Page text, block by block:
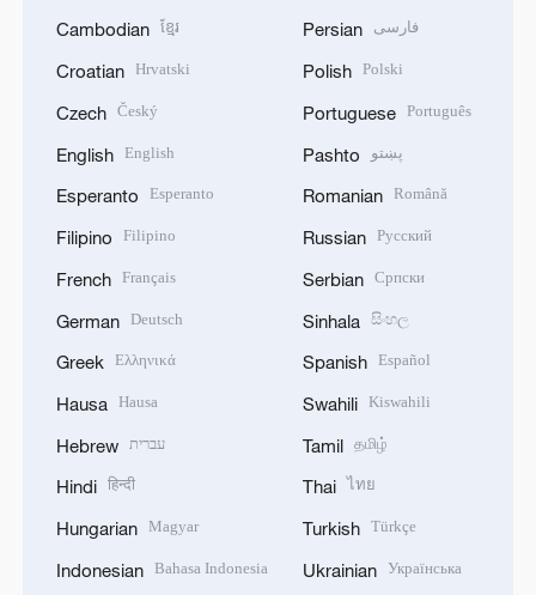
Cambodian ខ្មែរ
Croatian Hrvatski
Czech Český
English English
Esperanto Esperanto
Filipino Filipino
French Français
German Deutsch
Greek Ελληνικά
Hausa Hausa
Hebrew עברית
Hindi हिन्दी
Hungarian Magyar
Indonesian Bahasa Indonesia
Persian فارسی
Polish Polski
Portuguese Português
Pashto پښتو
Romanian Română
Russian Русский
Serbian Српски
Sinhala සිංහල
Spanish Español
Swahili Kiswahili
Tamil தமிழ்
Thai ไทย
Turkish Türkçe
Ukrainian Українська